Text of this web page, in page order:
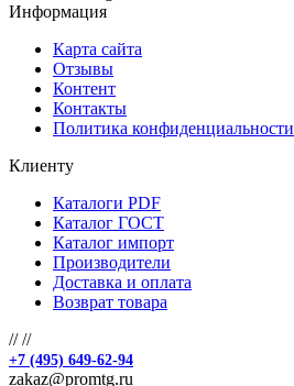
Информация
Карта сайта
Отзывы
Контент
Контакты
Политика конфиденциальности
Клиенту
Каталоги PDF
Каталог ГОСТ
Каталог импорт
Производители
Доставка и оплата
Возврат товара
////
+7 (495) 649-62-94
zakaz@promtg.ru